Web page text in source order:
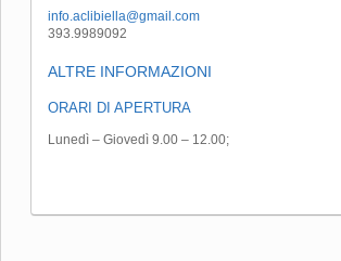
info.aclibiella@gmail.com
393.9989092
ALTRE INFORMAZIONI
ORARI DI APERTURA
Lunedì – Giovedì 9.00 – 12.00;